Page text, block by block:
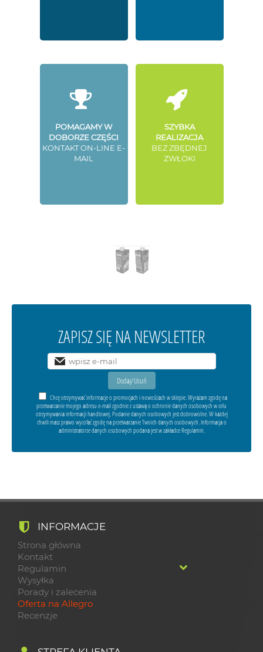
POMAGAMY W
DOBORZE CZĘŚCI
KONTAKT ON-LINE E-
MAIL
SZYBKA
REALIZACJA
BEZ ZBĘDNEJ
ZWŁOKI
ZAPISZ SIĘ NA NEWSLETTER
Chcę otrzymywać informacje o promocjach i nowościach w sklepie. Wyrażam zgodę na
przetwarzanie mojego adresu e-mail zgodnie z ustawą o ochronie danych osobowych w celu
otrzymywania informacji handlowej. Podanie danych osobowych jest dobrowolne. W każdej
chwili masz prawo wycofać zgodę na przetwarzanie Twoich danych osobowych. Informacja o
administratorze danych osobowych podana jest w zakładce Regulamin.
INFORMACJE
Strona główna
Kontakt
Regulamin
Wysyłka
Porady i zalecenia
Oferta na Allegro
Recenzje